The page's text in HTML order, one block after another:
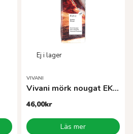
VIVANI
Vivani mörk nougat EKO 100g
46,00kr
Läs mer